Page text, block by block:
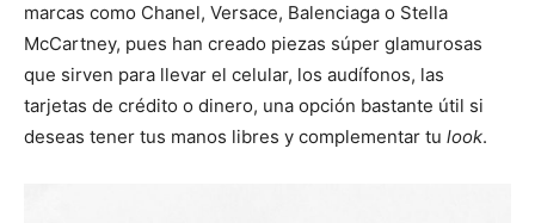
marcas como Chanel, Versace, Balenciaga o Stella
McCartney, pues han creado piezas súper glamurosas
que sirven para llevar el celular, los audífonos, las
tarjetas de crédito o dinero, una opción bastante útil si
deseas tener tus manos libres y complementar tu look.